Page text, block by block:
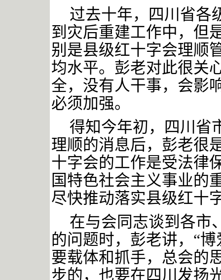
过去十年，四川省各
到灾后重建工作中，但
别是县级红十字会理顺
均水平。彭老对此很关
全，没有人干事，会影
必须加强。
得知今年初，四川省
理顺的消息后，彭老很
十字会的工作是受法律
国特色社会主义事业的
尽快推动落实县级红十
在与会同志谈到各市
的问题时，彭老讲， “
要载体和抓手，总会的
步的，也要在四川发扬